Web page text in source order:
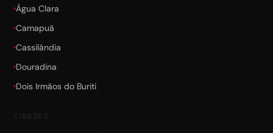
Água Clara
Camapuã
Cassilândia
Douradina
Dois Irmãos do Buriti